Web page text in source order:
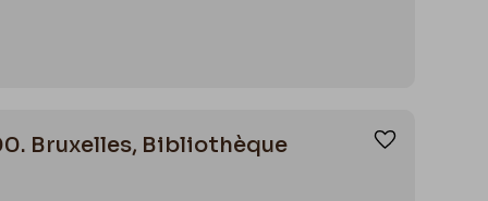
Bruxelles, Bibliothèque
Ajouter